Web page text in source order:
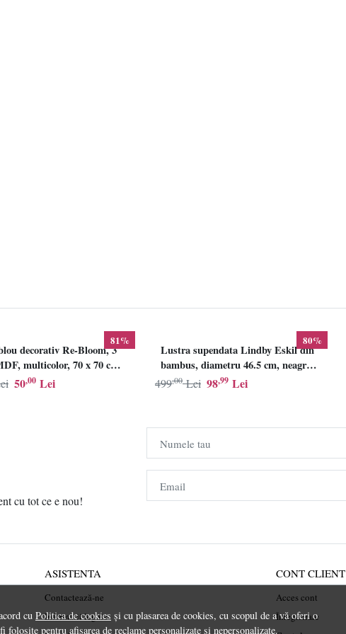
cu Politica de cookies și cu plasarea de cookies, cu scopul de a vă oferi o
pentru afisarea de reclame personalizate si nepersonalizate.
81%
decorativ Re-Bloom, 3
multicolor, 70 x 70 cm,
Resigilat, Grad B
50,00 Lei
80%
Lustra supendata Lindby Eskil din
bambus, diametru 46.5 cm, neagra,
E27
98,99 Lei
499,00 Lei
cu tot ce e nou!
Numele tau
Email
ASISTENTA
Contactează-ne
Informatii legale
CONT CLIENT
Acces cont
Înregistrare